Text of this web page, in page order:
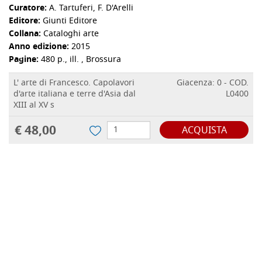
Curatore: A. Tartuferi, F. D'Arelli
Editore: Giunti Editore
Collana: Cataloghi arte
Anno edizione: 2015
Pagine: 480 p., ill. , Brossura
L' arte di Francesco. Capolavori
d'arte italiana e terre d'Asia dal
XIII al XV s
Giacenza: 0 - COD.
L0400
€ 48,00 ACQUISTA